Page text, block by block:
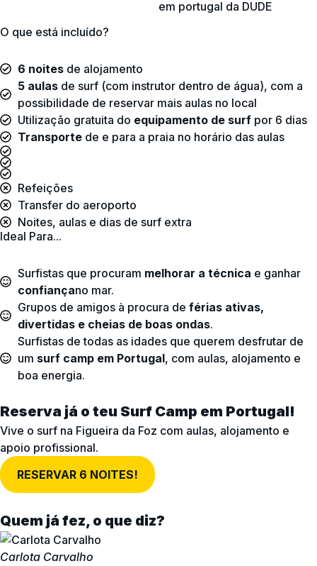
O que está incluído?
6 noites de alojamento
5 aulas de surf (com instrutor dentro de água), com a
possibilidade de reservar mais aulas no local
Utilização gratuita do equipamento de surf por 6 dias
Transporte de e para a praia no horário das aulas
Refeições
Transfer do aeroporto
Noites, aulas e dias de surf extra
Ideal Para...
Surfistas que procuram melhorar a técnica e ganhar
confiançano mar.
Grupos de amigos à procura de férias ativas,
divertidas e cheias de boas ondas.
Surfistas de todas as idades que querem desfrutar de
um surf camp em Portugal, com aulas, alojamento e
boa energia.
Reserva já o teu Surf Camp em Portugal!
Vive o surf na Figueira da Foz com aulas, alojamento e
apoio profissional.
RESERVAR 6 NOITES!
Quem já fez, o que diz?
Carlota Carvalho